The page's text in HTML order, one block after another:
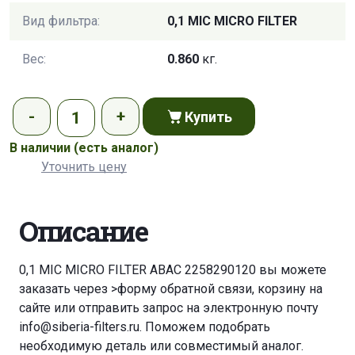
Вид фильтра: 0,1 MIC MICRO FILTER
Вес: 0.860 кг.
Купить
В наличии (есть аналог)
Уточнить цену
Описание
0,1 MIC MICRO FILTER ABAC 2258290120 вы можете
заказать через >форму обратной связи, корзину на
сайте или отправить запрос на электронную почту
info@siberia-filters.ru. Поможем подобрать
необходимую деталь или совместимый аналог.